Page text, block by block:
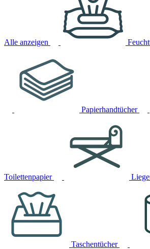
Alle anzeigen
Papierhandtücher
Toilettenpapier
Taschentücher